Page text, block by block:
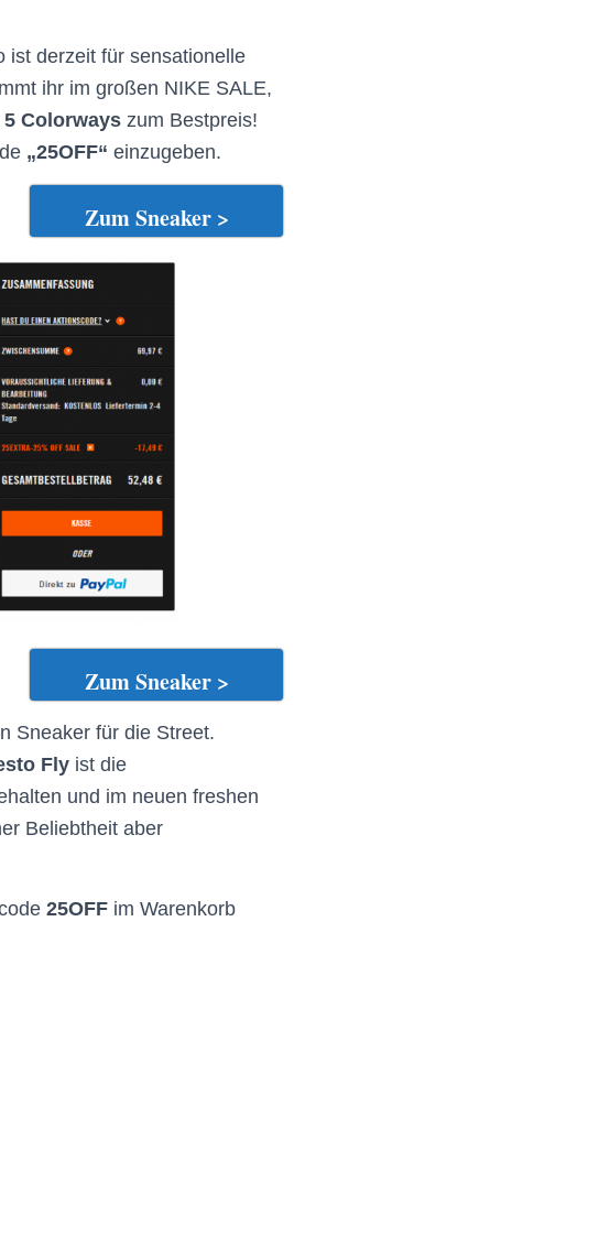
ist derzeit für sensationelle
ihr im großen NIKE SALE,
5 Colorways zum Bestpreis!
„25OFF“ einzugeben.
Zum Sneaker >
Zum Sneaker >
Sneaker für die Street.
Fly ist die
und im neuen freshen
Beliebtheit aber
25OFF im Warenkorb